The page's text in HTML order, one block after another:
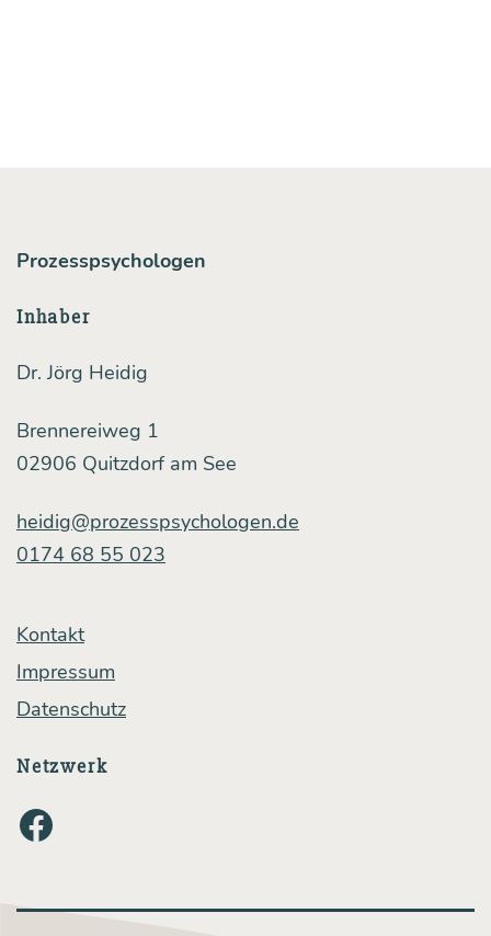
Prozesspsychologen
Inhaber
Dr. Jörg Heidig
Brennereiweg 1
02906 Quitzdorf am See
heidig@prozesspsychologen.de
0174 68 55 023
Kontakt
Impressum
Datenschutz
Netzwerk
Facebook